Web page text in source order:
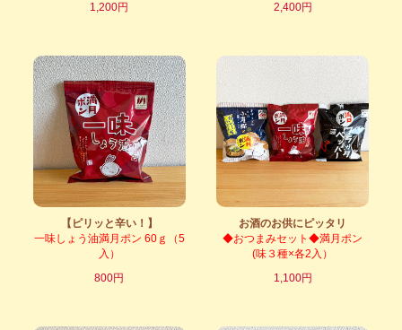
1,200円
2,400円
【ピリッと辛い！】
一味しょう油満月ポン 60ｇ（5
入）
800円
お酒のお供にピッタリ
◆おつまみセット◆満月ポン
(味３種×各2入）
1,100円